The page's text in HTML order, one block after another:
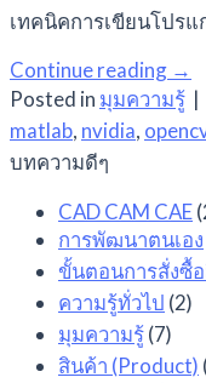
เทคนิคการเขียนโปรแ
Continue reading →
Posted in มุมความรู้ |
matlab, nvidia,
บทความดีๆ
CAD CAM CAE
การพัฒนาตนเอง
ขั้นตอนการสั่งซื้
ความรู้ทั่วไป (2)
มุมความรู้(7)
สินค้า (Product)